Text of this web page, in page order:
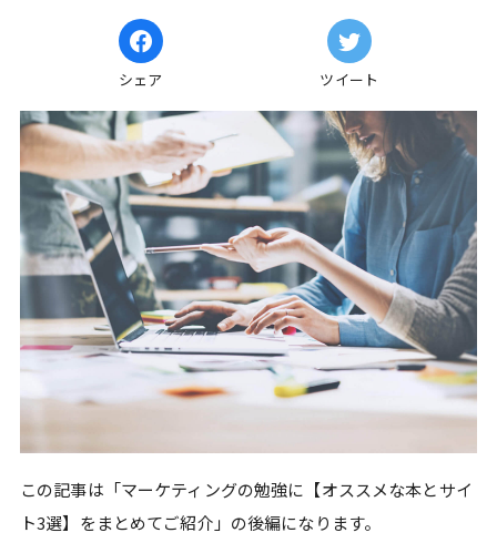
シェア ツイート
この記事は「マーケティングの勉強に【オススメな本とサイ
ト3選】をまとめてご紹介」の後編になります。